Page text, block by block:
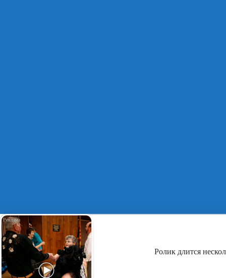
Ролик длится